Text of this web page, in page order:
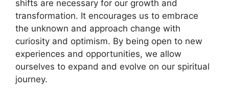
shifts are necessary for our growth and
transformation. It encourages us to embrace
the unknown and approach change with
curiosity and optimism. By being open to new
experiences and opportunities, we allow
ourselves to expand and evolve on our spiritual
journey.